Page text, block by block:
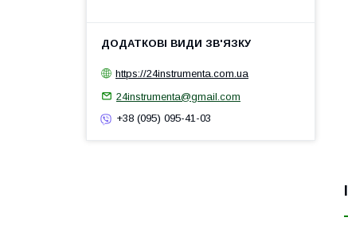
https://24instrumenta.com.ua
24instrumenta@gmail.com
+38 (095) 095-41-03